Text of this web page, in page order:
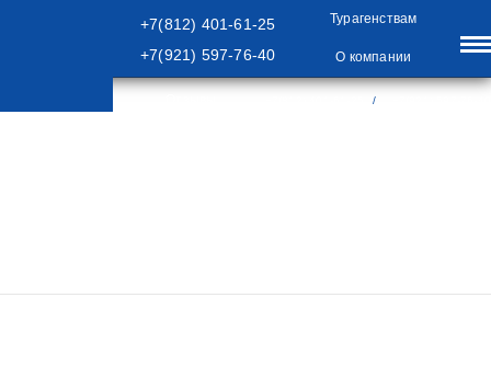
+7(812) 401-61-25
+7(921) 597-76-40
/
Турагенствам
О компании